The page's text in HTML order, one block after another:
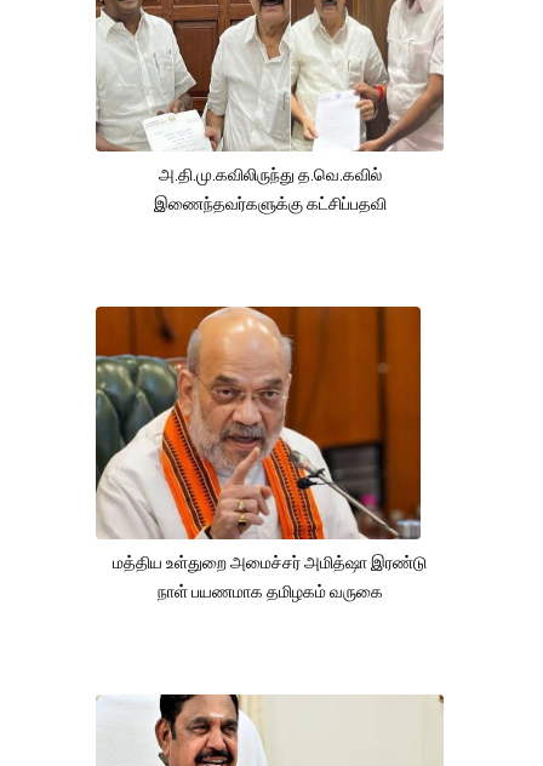
அ.தி.மு.கவிலிருந்து த.வெ.கவில்
இணைந்தவர்களுக்கு கட்சிப்பதவி
மத்திய உள்துறை அமைச்சர் அமித்ஷா இரண்டு
நாள் பயணமாக தமிழகம் வருகை